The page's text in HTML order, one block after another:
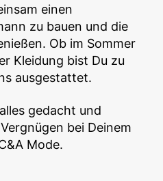
einen
zu bauen und die
Ob im Sommer
Kleidung bist Du zu
ausgestattet.
gedacht und
bei Deinem
Mode.